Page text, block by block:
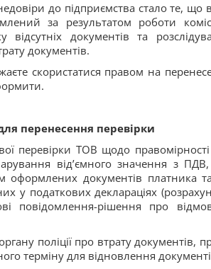
до підприємства стало те, що
за результатом роботи
відсутніх документів та
документів.
скористатися правом на
перенесення перевірки
перевірки ТОВ щодо
від’ємного значення з
документів платника
у податкових деклараціях
повідомлення-рішення про
поліції про втрату документів,
терміну для відновлення